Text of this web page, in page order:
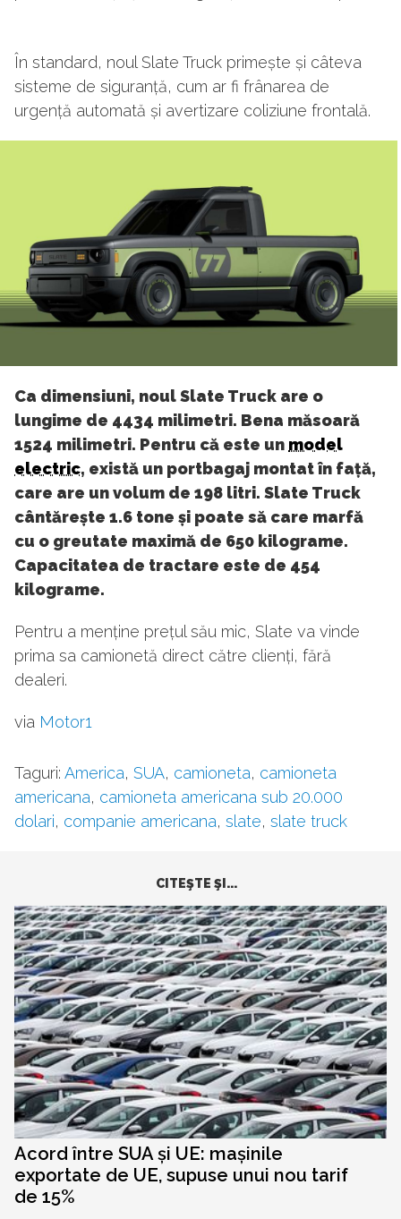
În standard, noul Slate Truck primește și câteva
sisteme de siguranță, cum ar fi frânarea de
urgență automată și avertizare coliziune frontală.
Ca dimensiuni, noul Slate Truck are o
lungime de 4434 milimetri. Bena măsoară
1524 milimetri. Pentru că este un model
electric, există un portbagaj montat în față,
care are un volum de 198 litri. Slate Truck
cântărește 1.6 tone și poate să care marfă
cu o greutate maximă de 650 kilograme.
Capacitatea de tractare este de 454
kilograme.
Pentru a menține prețul său mic, Slate va vinde
prima sa camionetă direct către clienți, fără
dealeri.
via Motor1
Taguri: America, SUA, camioneta, camioneta
americana, camioneta americana sub 20.000
dolari, companie americana, slate, slate truck
CITEŞTE ŞI...
Acord între SUA și UE: mașinile
exportate de UE, supuse unui nou tarif
de 15%